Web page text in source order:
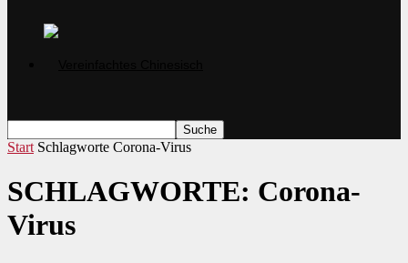
Start Schlagworte Corona-Virus
SCHLAGWORTE: Corona-
Virus